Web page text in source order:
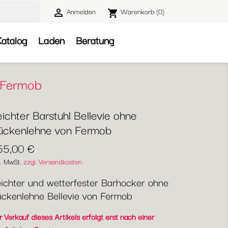
 Anmelden shopping_cart Warenkorb(0)
Laden Beratung
Barstuhl Bellevie ohne
von Fermob
€
MwSt. zzgl. Versandkosten
und wetterfester Barhocker ohne
Bellevie von Fermob
Verkauf dieses Artikels erfolgt erst nach einer